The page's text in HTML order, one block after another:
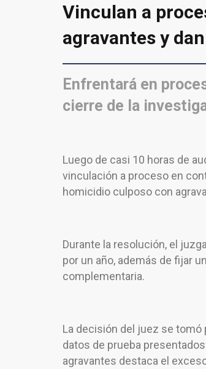
Vinculan a
agravantes y
Enfrentará en
cierre de la
Luego de casi 10 horas de
vinculación a proceso en
homicidio culposo con
Durante la resolución, el
por un año, además de fijar
complementaria.
La decisión del juez se
datos de prueba
agravantes destaca el